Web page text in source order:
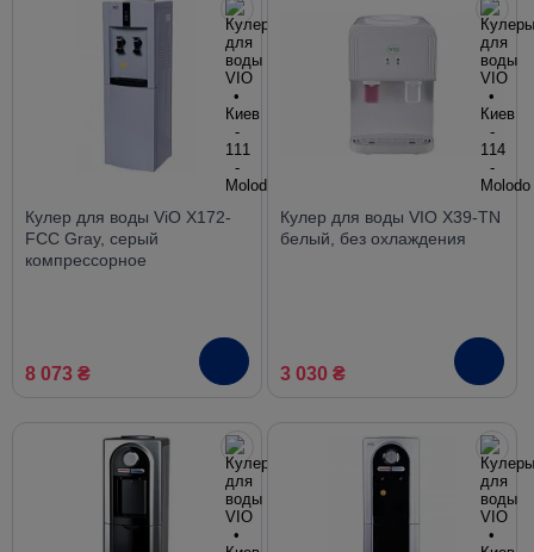
Кулер для воды ViO X172-
FCC Gray, серый
компрессорное
8 073 ₴
Кулер для воды VIO X39-TN
белый, без охлаждения
3 030 ₴